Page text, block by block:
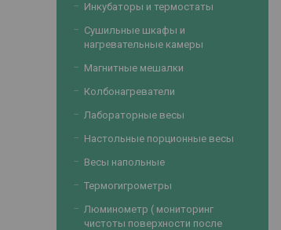
Инкубаторы и термостаты
Сушильные шкафы и
нагревательные камеры
Магнитные мешалки
Колбонагреватели
Лабораторные весы
Настольные порционные весы
Весы напольные
Термогигрометры
Люминометр ( мониторинг
чистоты поверхности после